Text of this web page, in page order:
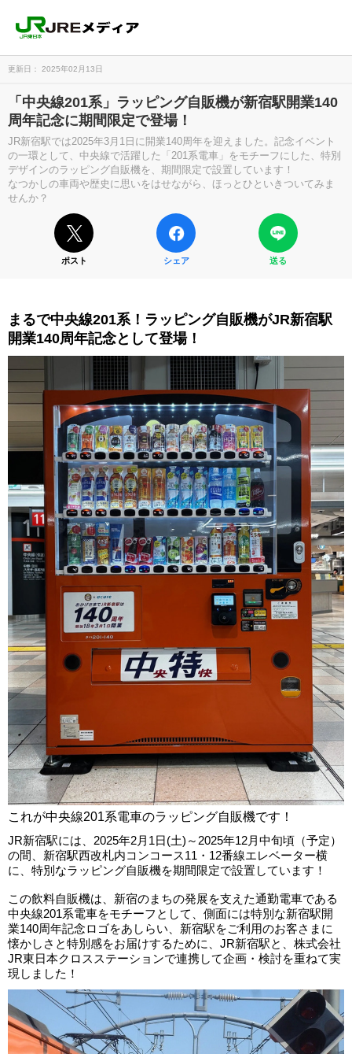
更新日： 2025年02月13日
「中央線201系」ラッピング自販機が新宿駅開業140
周年記念に期間限定で登場！
JR新宿駅では2025年3月1日に開業140周年を迎えました。記念イベント
の一環として、中央線で活躍した「201系電車」をモチーフにした、特別
デザインのラッピング自販機を、期間限定で設置しています！
なつかしの車両や歴史に思いをはせながら、ほっとひといきついてみま
せんか？
ポスト シェア 送る
まるで中央線201系！ラッピング自販機がJR新宿駅
開業140周年記念として登場！
これが中央線201系電車のラッピング自販機です！
JR新宿駅には、2025年2月1日(土)～2025年12月中旬頃（予定）
の間、新宿駅西改札内コンコース11・12番線エレベーター横
に、特別なラッピング自販機を期間限定で設置しています！
この飲料自販機は、新宿のまちの発展を支えた通勤電車である
中央線201系電車をモチーフとして、側面には特別な新宿駅開
業140周年記念ロゴをあしらい、新宿駅をご利用のお客さまに
懐かしさと特別感をお届けするために、JR新宿駅と、株式会社
JR東日本クロスステーションで連携して企画・検討を重ねて実
現しました！